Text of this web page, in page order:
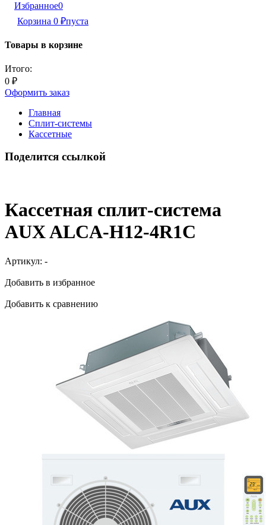
Избранное0
Корзина 0 ₽пуста
Товары в корзине
Итого:
0 ₽
Оформить заказ
Главная
Сплит-системы
Кассетные
Поделится ссылкой
Кассетная сплит-система
AUX ALCA-H12-4R1C
Артикул: -
Добавить в избранное
Добавить к сравнению